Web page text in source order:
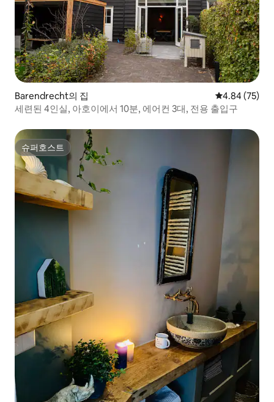
Barendrecht의 집 평점 4.84점(5
4.84 (75)
세련된 4인실, 아호이에서 10분, 에어컨 3대, 전용 출입구
슈퍼호스트
슈퍼호스트